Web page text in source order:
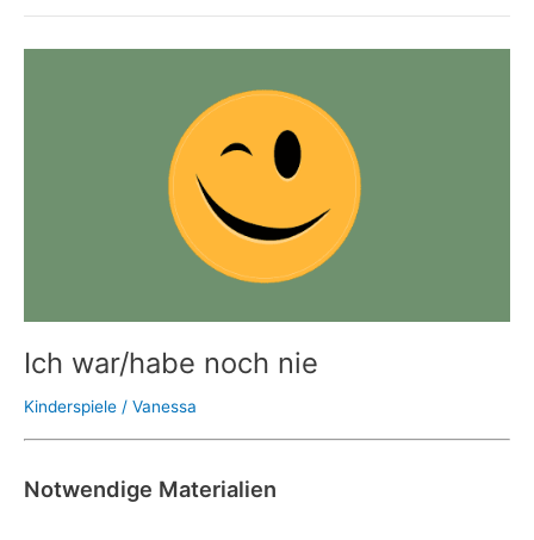
Ich war/habe noch nie
Kinderspiele / Vanessa
Notwendige Materialien